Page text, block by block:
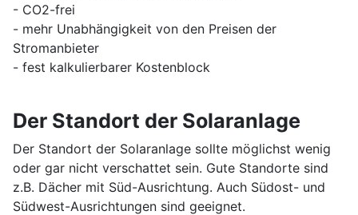
- CO2-frei
- mehr Unabhängigkeit von den Preisen der
Stromanbieter
- fest kalkulierbarer Kostenblock
Der Standort der Solaranlage
Der Standort der Solaranlage sollte möglichst wenig
oder gar nicht verschattet sein. Gute Standorte sind
z.B. Dächer mit Süd-Ausrichtung. Auch Südost- und
Südwest-Ausrichtungen sind geeignet.